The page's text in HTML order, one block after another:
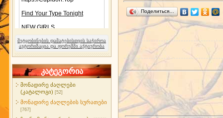
შეტყობინების დამატებისთვის საჭიროა
ავტორიზაცია და ფორუმში აქტიურობა
კატეგორია
მონადირე ძაღლები
(კატალოგი) [52]
მონადირე ძაღლების სურათები
[767]
Поделиться…